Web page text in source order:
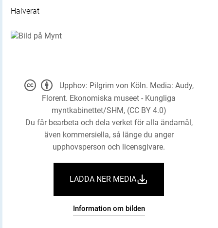
Halverat
Upphov: Pilgrim von Köln. Media: Audy,
Florent. Ekonomiska museet - Kungliga
myntkabinettet/SHM, (CC BY 4.0)
Du får bearbeta och dela verket för alla ändamål,
även kommersiella, så länge du anger
upphovsperson och licensgivare.
LADDA NER MEDIA
Information om bilden